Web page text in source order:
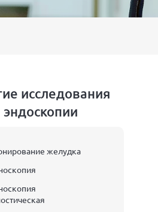
исследования
эндоскопии
желудка